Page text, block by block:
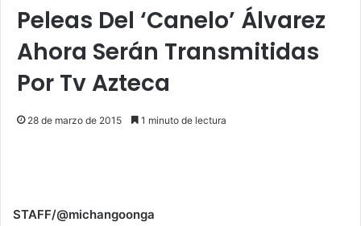
Peleas Del ‘Canelo’ Álvarez
Ahora Serán Transmitidas
Por Tv Azteca
28 de marzo de 2015 1 minuto de lectura
STAFF/@michangoonga